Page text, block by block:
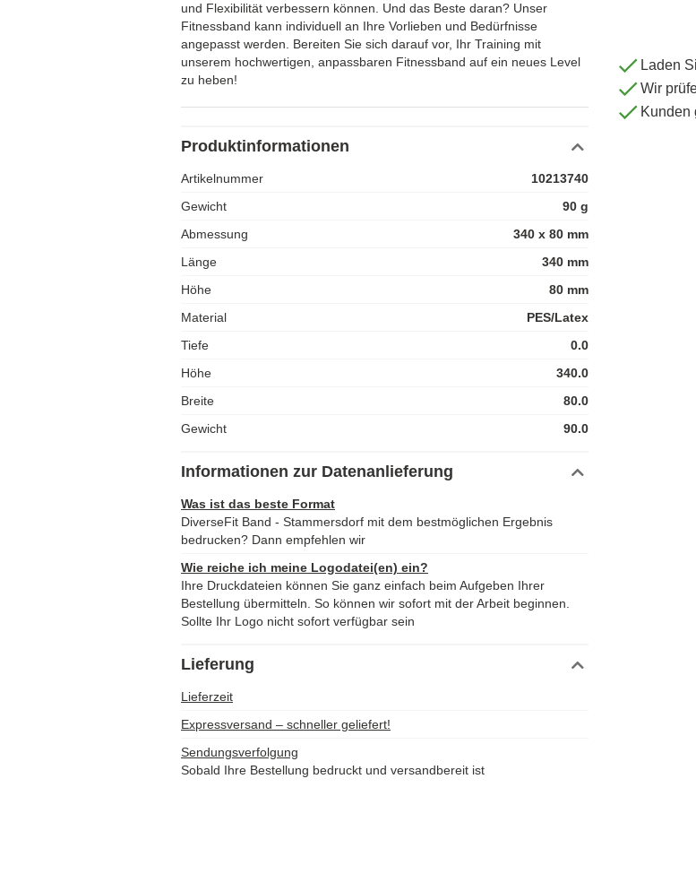
und Flexibilität verbessern können. Und das Beste daran? Unser
Fitnessband kann individuell an Ihre Vorlieben und Bedürfnisse
angepasst werden. Bereiten Sie sich darauf vor, Ihr Training mit
unserem hochwertigen, anpassbaren Fitnessband auf ein neues Level
zu heben!
Produktinformationen
Artikelnummer
10213740
Gewicht
90 g
Abmessung
340 x 80 mm
Länge
340 mm
Höhe
80 mm
Material
PES/Latex
Tiefe
0.0
Höhe
340.0
Breite
80.0
Gewicht
90.0
Informationen zur Datenanlieferung
Was ist das beste Format
DiverseFit Band - Stammersdorf mit dem bestmöglichen Ergebnis
bedrucken? Dann empfehlen wir
Wie reiche ich meine Logodatei(en) ein?
Ihre Druckdateien können Sie ganz einfach beim Aufgeben Ihrer
Bestellung übermitteln. So können wir sofort mit der Arbeit beginnen.
Sollte Ihr Logo nicht sofort verfügbar sein
Lieferung
Lieferzeit
Expressversand – schneller geliefert!
Sendungsverfolgung
Sobald Ihre Bestellung bedruckt und versandbereit ist
Laden
Wir
Kunden